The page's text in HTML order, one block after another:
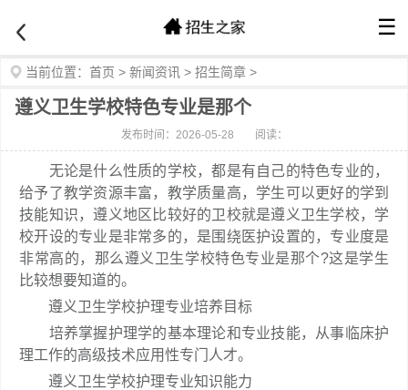
☰
当前位置： 首页 > 新闻资讯 > 招生简章 >
遵义卫生学校特色专业是那个
发布时间：2026-05-28 阅读：
无论是什么性质的学校，都是有自己的特色专业的，
给予了教学资源丰富，教学质量高，学生可以更好的学到
技能知识，遵义地区比较好的卫校就是遵义卫生学校，学
校开设的专业是非常多的，是围绕医护设置的，专业度是
非常高的，那么遵义卫生学校特色专业是那个?这是学生
比较想要知道的。
遵义卫生学校护理专业培养目标
培养掌握护理学的基本理论和专业技能，从事临床护
理工作的高级技术应用性专门人才。
遵义卫生学校护理专业知识能力